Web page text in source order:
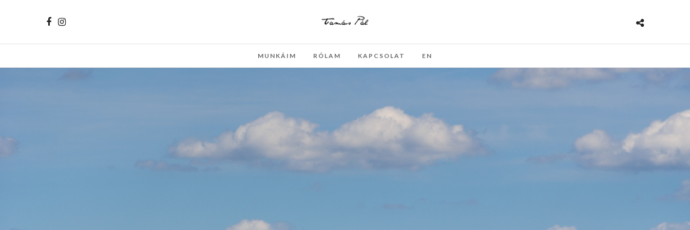
MUNKÁIM RÓLAM KAPCSOLAT EN